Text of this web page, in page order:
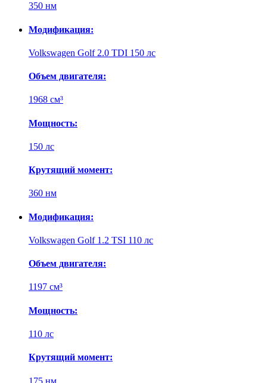
350 нм
Модификация:
Volkswagen Golf 2.0 TDI 150 лс
Объем двигателя:
1968 см³
Мощность:
150 лс
Крутящий момент:
360 нм
Модификация:
Volkswagen Golf 1.2 TSI 110 лс
Объем двигателя:
1197 см³
Мощность:
110 лс
Крутящий момент:
175 нм